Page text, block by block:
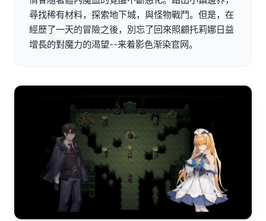
尋找稀有材料，探索地下城，與怪物戰鬥。但是，在
經歷了一天的冒險之後，別忘了回來照顧托莉娜日益
增長的對魔力的渴望--来着影色渐染官网。